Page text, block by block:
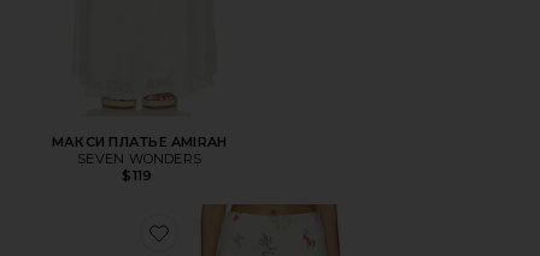
МАКСИ ПЛАТЬЕ AMIRAH
SEVEN WONDERS
$119
Favorite ЮБКА-ШОРТЫ JACE